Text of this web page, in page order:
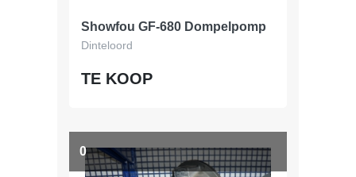
Showfou GF-680 Dompelpomp
Dinteloord
TE KOOP
0